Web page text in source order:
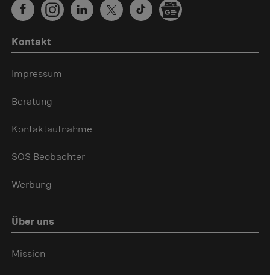
Kontakt
Impressum
Beratung
Kontaktaufnahme
SOS Beobachter
Werbung
Über uns
Mission